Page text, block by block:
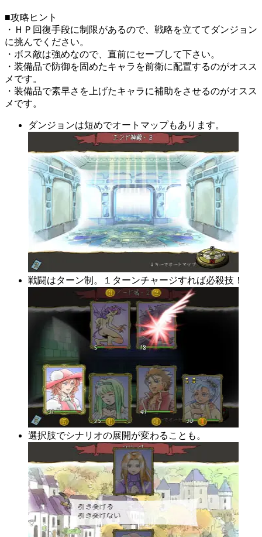
■攻略ヒント
・ＨＰ回復手段に制限があるので、戦略を立ててダンジョン
に挑んでください。
・ボス敵は強めなので、直前にセーブして下さい。
・装備品で防御を固めたキャラを前衛に配置するのがオスス
メです。
・装備品で素早さを上げたキャラに補助をさせるのがオスス
メです。
ダンジョンは短めでオートマップもあります。
戦闘はターン制。１ターンチャージすれば必殺技！
選択肢でシナリオの展開が変わることも。